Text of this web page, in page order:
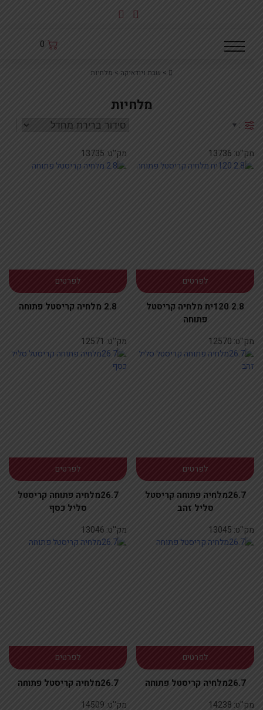
0
Home
> שבת ויודאיקה > מלחיות
מלחיות
:
מק''ט: 13736
לפרטים
2.8 120יח מלחיה קריסטל
פתוחה
מק''ט: 13735
לפרטים
2.8 מלחיה קריסטל פתוחה
מק''ט: 12570
לפרטים
26.7מלחיה פתוחה קריסטל
סליל זהב
מק''ט: 12571
לפרטים
26.7מלחיה פתוחה קריסטל
סליל כסף
מק''ט: 13045
לפרטים
26.7מלחיה קריסטל פתוחה
מק''ט: 13046
לפרטים
26.7מלחיה קריסטל פתוחה
מק''ט: 14238 מק''ט: 14509